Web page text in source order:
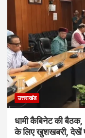
उत्तराखंड
धामी कैबिनेट की बैठक,
के लिए खुशखबरी, देखें